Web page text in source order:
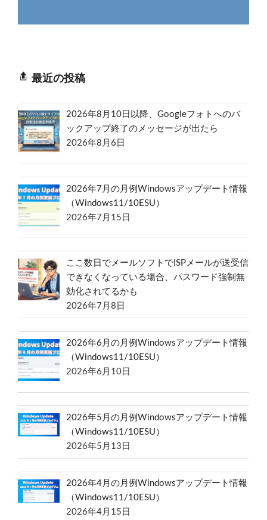
最近の投稿
2026年8月10日以降、Googleフォトへのバ
ックアップ終了のメッセージが出たら
2026年8月6日
2026年7月の月例Windowsアップデート情報
（Windows11/10ESU）
2026年7月15日
ここ数日でメールソフトでISPメールが送受信
できなくなっている場合、パスワード強制無
効化されてるかも
2026年7月8日
2026年6月の月例Windowsアップデート情報
（Windows11/10ESU）
2026年6月10日
2026年5月の月例Windowsアップデート情報
（Windows11/10ESU）
2026年5月13日
2026年4月の月例Windowsアップデート情報
（Windows11/10ESU）
2026年4月15日